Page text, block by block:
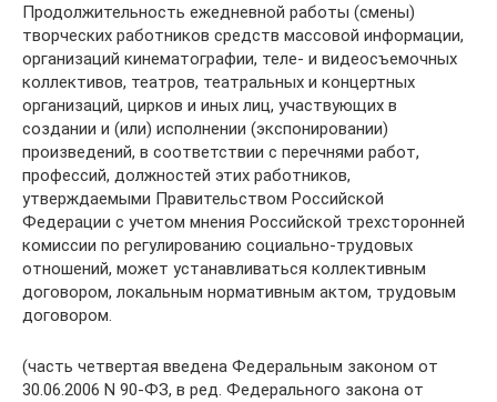
Продолжительность ежедневной работы (смены)
творческих работников средств массовой информации,
организаций кинематографии, теле- и видеосъемочных
коллективов, театров, театральных и концертных
организаций, цирков и иных лиц, участвующих в
создании и (или) исполнении (экспонировании)
произведений, в соответствии с перечнями работ,
профессий, должностей этих работников,
утверждаемыми Правительством Российской
Федерации с учетом мнения Российской трехсторонней
комиссии по регулированию социально-трудовых
отношений, может устанавливаться коллективным
договором, локальным нормативным актом, трудовым
договором.
(часть четвертая введена Федеральным законом от
30.06.2006 N 90-ФЗ, в ред. Федерального закона от